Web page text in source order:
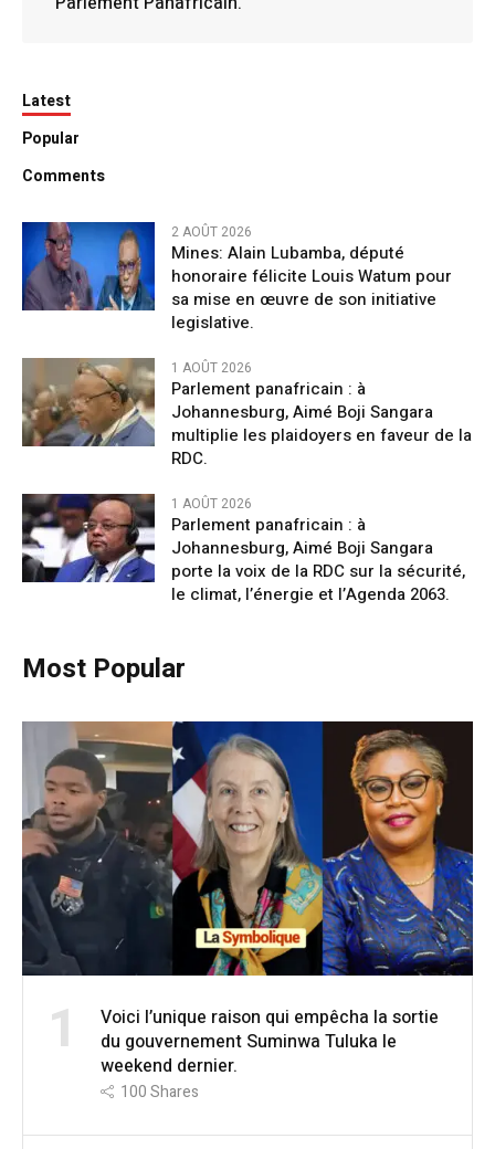
Latest
Popular
Comments
2 AOÛT 2026
Mines: Alain Lubamba, député
honoraire félicite Louis Watum pour
sa mise en œuvre de son initiative
legislative.
1 AOÛT 2026
Parlement panafricain : à
Johannesburg, Aimé Boji Sangara
multiplie les plaidoyers en faveur de la
RDC.
1 AOÛT 2026
Parlement panafricain : à
Johannesburg, Aimé Boji Sangara
porte la voix de la RDC sur la sécurité,
le climat, l’énergie et l’Agenda 2063.
Most Popular
1
Voici l’unique raison qui empêcha la sortie
du gouvernement Suminwa Tuluka le
weekend dernier.
100Shares